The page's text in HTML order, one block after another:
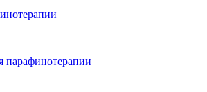
парафинотерапии